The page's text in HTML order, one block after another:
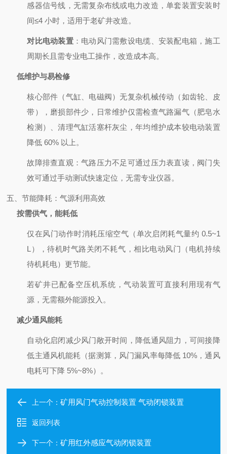
感器信号线，无需复杂布线或电力改造，单套装置安装时
间≤4 小时，适用于老矿井改造。
对比电动装置：电动风门需敷设电缆、安装配电箱，施工
周期长且需专业电工操作，改造成本高。
低维护与易检修
核心部件（气缸、电磁阀）无复杂机械传动（如齿轮、皮
带），磨损部件少，日常维护仅需检查气路漏气（肥皂水
检测）、清理气缸活塞杆灰尘，年均维护成本较电动装置
降低 60% 以上。
故障排查直观：气路压力不足可通过压力表直读，阀门失
效可通过手动测试快速定位，无需专业仪器。
五、节能降耗：气源利用高效
按需供气，能耗低
仅在风门动作时消耗压缩空气（单次启闭耗气量约 0.5~1
L），待机时气路关闭不耗气，相比电动风门（电机持续
待机耗电）更节能。
若矿井已配备空压机系统，气动装置可直接利用现有气
源，无需额外能源投入。
减少通风能耗
自动化启闭减少风门敞开时间，降低通风阻力，可间接降
低主通风机能耗（据测算，风门漏风率每降低 10%，通风
电耗可下降 5%~8%）。
上一个：矿用风门气动控制装置 气动闭锁装置
返回列表
下一个：矿用红外感应气动闭锁装置